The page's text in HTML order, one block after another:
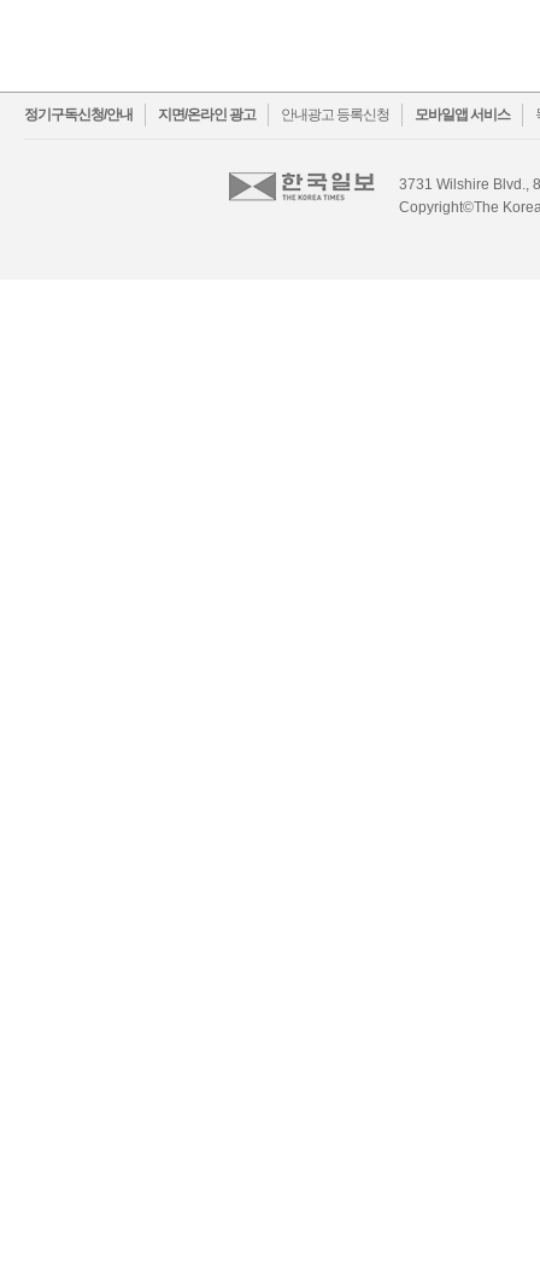
정기구독신청/안내 지면/온라인 광고 안내광고 등록신청 모바일앱 서비스
facebook
twitter
3731 Wilshire Blvd.,
Copyright©The